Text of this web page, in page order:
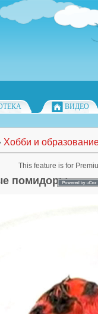
ВИДЕО
Хобби и
помидоры
This feature is for